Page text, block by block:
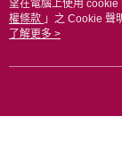
望在電腦上使用
權條款 」之 Cookie 聲
用條款之 Cookie 聲明
了解更多 >